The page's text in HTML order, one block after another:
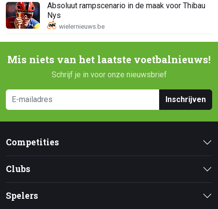
Absoluut rampscenario in de maak voor Thibau
Nys
Mis niets van het laatste voetbalnieuws!
Schrijf je in voor onze nieuwsbrief
Inschrijven
Competities
Clubs
Spelers